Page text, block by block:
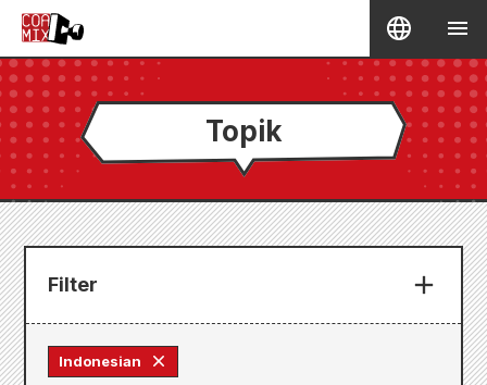
Topik
Filter
Indonesian